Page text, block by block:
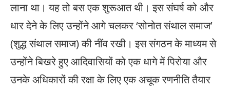
लाना था। यह तो बस एक शुरूआत थी। इस संघर्ष को और
धार देने के लिए उन्होंने आगे चलकर ‘सोनोत संथाल समाज’
(शुद्ध संथाल समाज) की नींव रखी। इस संगठन के माध्यम से
उन्होंने बिखरे हुए आदिवासियों को एक धागे में पिरोया और
उनके अधिकारों की रक्षा के लिए एक अचूक रणनीति तैयार